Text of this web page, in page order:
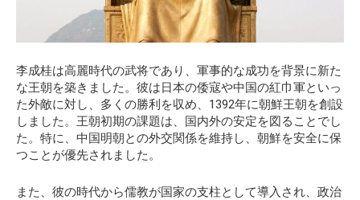
李成桂は高麗時代の武将であり、軍事的な成功を背景に新た
な王朝を築きました。彼は日本の倭寇や中国の紅巾軍といっ
た外敵に対し、多くの勝利を収め、1392年に朝鮮王朝を創設
しました。王朝初期の課題は、国内外の安定を図ることでし
た。特に、中国明朝との外交関係を維持し、朝鮮を安全に保
つことが優先されました。
また、彼の時代から儒教が国家の支柱として導入され、政治